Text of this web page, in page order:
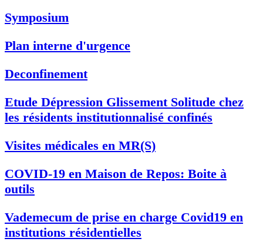
Symposium
Plan interne d'urgence
Deconfinement
Etude Dépression Glissement Solitude chez
les résidents institutionnalisé confinés
Visites médicales en MR(S)
COVID-19 en Maison de Repos: Boite à
outils
Vademecum de prise en charge Covid19 en
institutions résidentielles